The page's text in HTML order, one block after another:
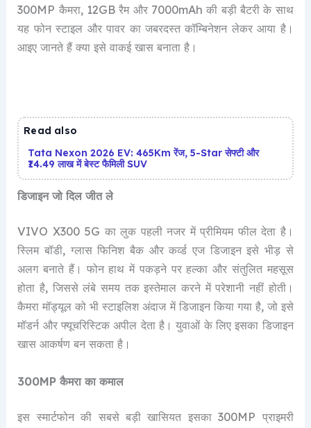
300MP कैमरा, 12GB रैम और 7000mAh की बड़ी बैटरी के साथ
यह फोन स्टाइल और पावर का जबरदस्त कॉम्बिनेशन लेकर आया है।
आइए जानते हैं क्या इसे वाकई खास बनाता है।
Read also
Tata Nexon 2026 EV: 465Km रेंज, 5-Star सेफ्टी और
₹14.49 लाख में बेस्ट फैमिली SUV
डिजाइन जो दिल जीत ले
VIVO X300 5G का लुक पहली नजर में प्रीमियम फील देता है।
स्लिम बॉडी, ग्लास फिनिश बैक और कर्व्ड एज डिजाइन इसे भीड़ से
अलग बनाते हैं। फोन हाथ में पकड़ने पर हल्का और संतुलित महसूस
होता है, जिससे लंबे समय तक इस्तेमाल करने में परेशानी नहीं होती।
कैमरा मॉड्यूल को भी स्टाइलिश अंदाज में डिजाइन किया गया है, जो इसे
मॉडर्न और फ्यूचरिस्टिक अपील देता है। युवाओं के लिए इसका डिजाइन
खास आकर्षण बन सकता है।
300MP कैमरा का कमाल
इस स्मार्टफोन की सबसे बड़ी खासियत इसका 300MP प्राइमरी